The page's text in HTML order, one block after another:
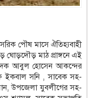
পৌষ মাসে ঐতিহ্যবাহী
ঘোড়দৌড় মাঠ প্রাঙ্গনে এই
আবুল হোসেন আকন্দের
ইকবাল সনি , সাবেক সহ-
উপজেলা যুবলীগের সহ-